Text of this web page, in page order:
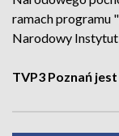
ramach programu
Narodowy
TVP3 Poznań